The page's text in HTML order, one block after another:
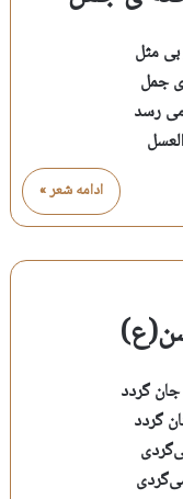
بی مثل
جمل
رسد
ادامه شعر »
گردد
گردد